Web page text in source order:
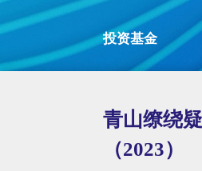
投资基金
青山缭绕
（2023）